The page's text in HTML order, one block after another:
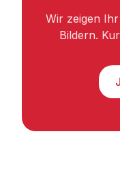
Wir zeigen
Bildern.